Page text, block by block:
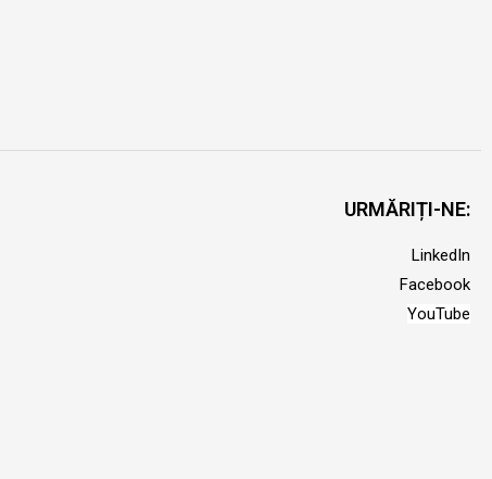
URMĂRIȚI-NE:
LinkedIn
Facebook
YouTube